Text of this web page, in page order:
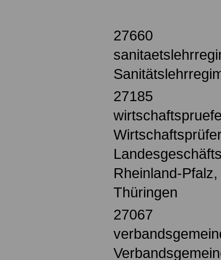
27660
27185
Rheinland-
Thüringen
27067